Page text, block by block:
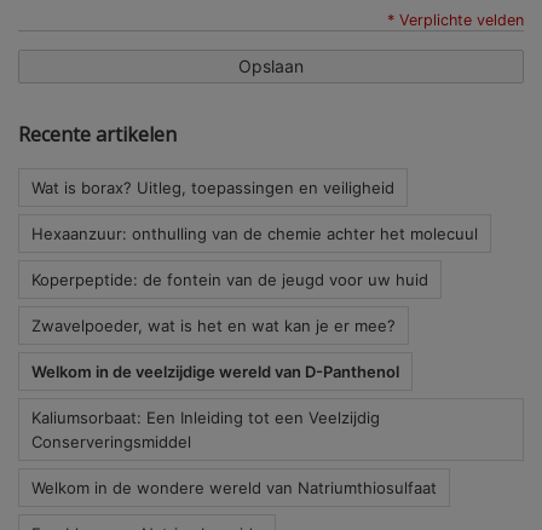
* Verplichte velden
Opslaan
Recente artikelen
Wat is borax? Uitleg, toepassingen en veiligheid
Hexaanzuur: onthulling van de chemie achter het molecuul
Koperpeptide: de fontein van de jeugd voor uw huid
Zwavelpoeder, wat is het en wat kan je er mee?
Welkom in de veelzijdige wereld van D-Panthenol
Kaliumsorbaat: Een Inleiding tot een Veelzijdig
Conserveringsmiddel
Welkom in de wondere wereld van Natriumthiosulfaat